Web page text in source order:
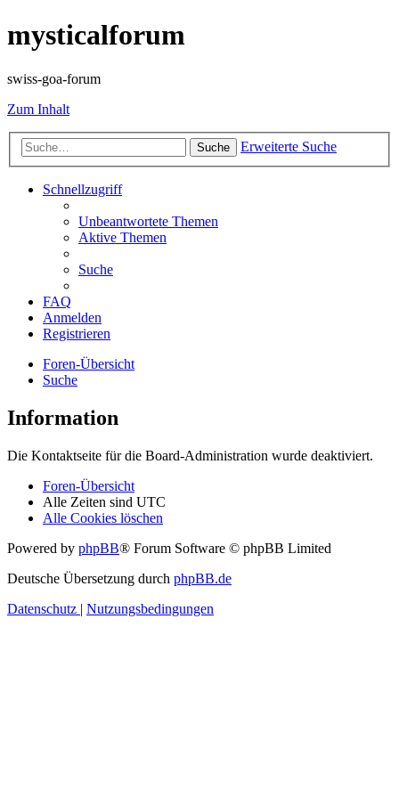
mysticalforum
swiss-goa-forum
Zum Inhalt
Suche Erweiterte Suche
Schnellzugriff
Unbeantwortete Themen
Aktive Themen
Suche
FAQ
Anmelden
Registrieren
Foren-Übersicht
Suche
Information
Die Kontaktseite für die Board-Administration wurde deaktiviert.
Foren-Übersicht
Alle Zeiten sind UTC
Alle Cookies löschen
Powered by phpBB® Forum Software © phpBB Limited
Deutsche Übersetzung durch phpBB.de
Datenschutz | Nutzungsbedingungen